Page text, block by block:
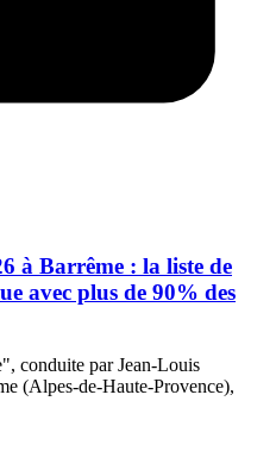
à Barrême : la liste de
avec plus de 90% des
conduite par Jean-Louis
(Alpes-de-Haute-Provence),